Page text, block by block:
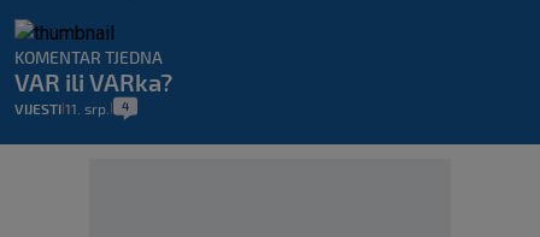
KOMENTAR TJEDNA
VAR ili VARka?
VIJESTI 11. srp. 4